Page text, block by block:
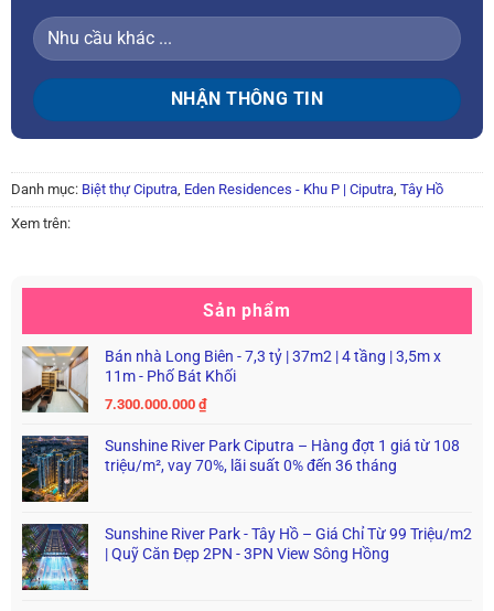
Danh mục: Biệt thự Ciputra, Eden Residences - Khu P | Ciputra, Tây Hồ
Xem trên:
Sản phẩm
Bán nhà Long Biên - 7,3 tỷ | 37m2 | 4 tầng | 3,5m x
11m - Phố Bát Khối
7.300.000.000 ₫
Sunshine River Park Ciputra – Hàng đợt 1 giá từ 108
triệu/m², vay 70%, lãi suất 0% đến 36 tháng
Sunshine River Park - Tây Hồ – Giá Chỉ Từ 99 Triệu/m2
| Quỹ Căn Đẹp 2PN - 3PN View Sông Hồng